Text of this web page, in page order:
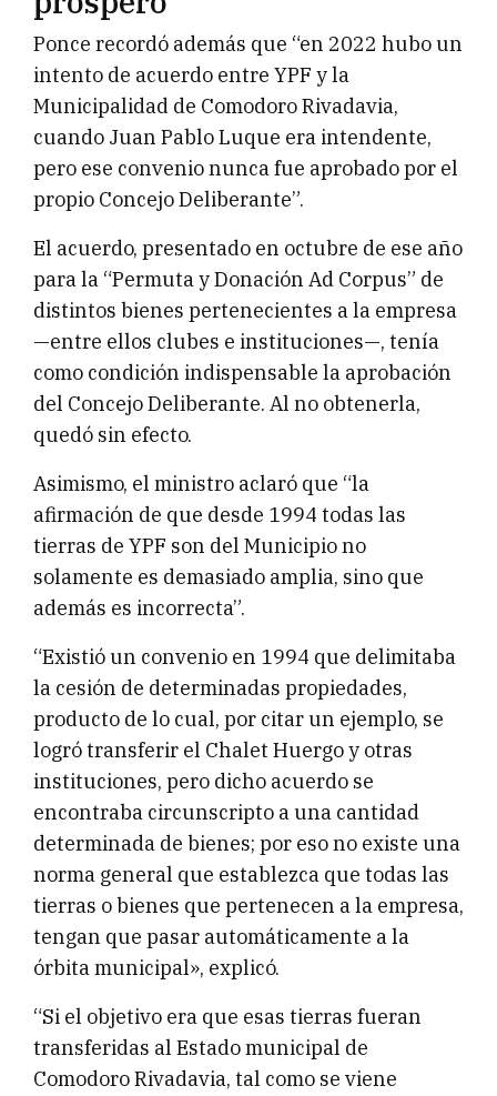
Ponce recordó además que “en 2022 hubo un
intento de acuerdo entre YPF y la
Municipalidad de Comodoro Rivadavia,
cuando Juan Pablo Luque era intendente,
pero ese convenio nunca fue aprobado por el
propio Concejo Deliberante”.
El acuerdo, presentado en octubre de ese año
para la “Permuta y Donación Ad Corpus” de
distintos bienes pertenecientes a la empresa
—entre ellos clubes e instituciones—, tenía
como condición indispensable la aprobación
del Concejo Deliberante. Al no obtenerla,
quedó sin efecto.
Asimismo, el ministro aclaró que “la
afirmación de que desde 1994 todas las
tierras de YPF son del Municipio no
solamente es demasiado amplia, sino que
además es incorrecta”.
“Existió un convenio en 1994 que delimitaba
la cesión de determinadas propiedades,
producto de lo cual, por citar un ejemplo, se
logró transferir el Chalet Huergo y otras
instituciones, pero dicho acuerdo se
encontraba circunscripto a una cantidad
determinada de bienes; por eso no existe una
norma general que establezca que todas las
tierras o bienes que pertenecen a la empresa,
tengan que pasar automáticamente a la
órbita municipal», explicó.
“Si el objetivo era que esas tierras fueran
transferidas al Estado municipal de
Comodoro Rivadavia, tal como se viene